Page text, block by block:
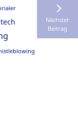
Nächster
Beitrag